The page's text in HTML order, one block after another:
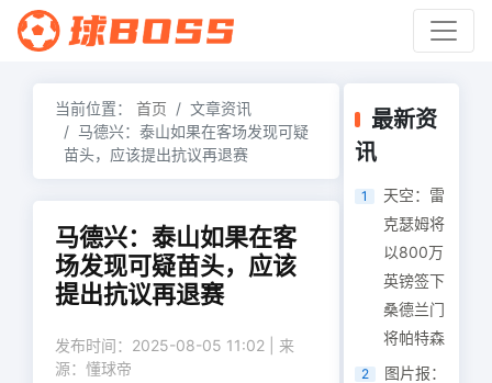
当前位置： 首页
文章资讯
马德兴：泰山如果在客场发现可疑
苗头，应该提出抗议再退赛
马德兴：泰山如果在客
场发现可疑苗头，应该
提出抗议再退赛
发布时间：2025-08-05 11:02 | 来
源：懂球帝
最新资
讯
1
天空：雷
克瑟姆将
以800万
英镑签下
桑德兰门
将帕特森
2
图片报：